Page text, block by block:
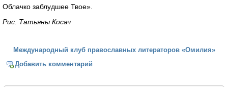
Облачко заблудшее Твое».
Рис. Татьяны Косач
Международный клуб православных литераторов «Омилия»
Добавить комментарий